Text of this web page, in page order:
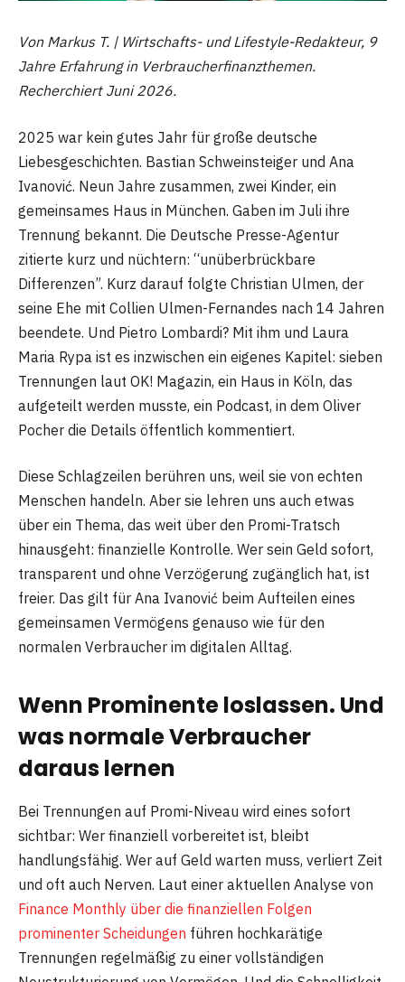
Von Markus T. | Wirtschafts- und Lifestyle-Redakteur, 9
Jahre Erfahrung in Verbraucherfinanzthemen.
Recherchiert Juni 2026.
2025 war kein gutes Jahr für große deutsche
Liebesgeschichten. Bastian Schweinsteiger und Ana
Ivanović. Neun Jahre zusammen, zwei Kinder, ein
gemeinsames Haus in München. Gaben im Juli ihre
Trennung bekannt. Die Deutsche Presse-Agentur
zitierte kurz und nüchtern: “unüberbrückbare
Differenzen”. Kurz darauf folgte Christian Ulmen, der
seine Ehe mit Collien Ulmen-Fernandes nach 14 Jahren
beendete. Und Pietro Lombardi? Mit ihm und Laura
Maria Rypa ist es inzwischen ein eigenes Kapitel: sieben
Trennungen laut OK! Magazin, ein Haus in Köln, das
aufgeteilt werden musste, ein Podcast, in dem Oliver
Pocher die Details öffentlich kommentiert.
Diese Schlagzeilen berühren uns, weil sie von echten
Menschen handeln. Aber sie lehren uns auch etwas
über ein Thema, das weit über den Promi-Tratsch
hinausgeht: finanzielle Kontrolle. Wer sein Geld sofort,
transparent und ohne Verzögerung zugänglich hat, ist
freier. Das gilt für Ana Ivanović beim Aufteilen eines
gemeinsamen Vermögens genauso wie für den
normalen Verbraucher im digitalen Alltag.
Wenn Prominente loslassen. Und
was normale Verbraucher
daraus lernen
Bei Trennungen auf Promi-Niveau wird eines sofort
sichtbar: Wer finanziell vorbereitet ist, bleibt
handlungsfähig. Wer auf Geld warten muss, verliert Zeit
und oft auch Nerven. Laut einer aktuellen Analyse von
Finance Monthly über die finanziellen Folgen
prominenter Scheidungen führen hochkarätige
Trennungen regelmäßig zu einer vollständigen